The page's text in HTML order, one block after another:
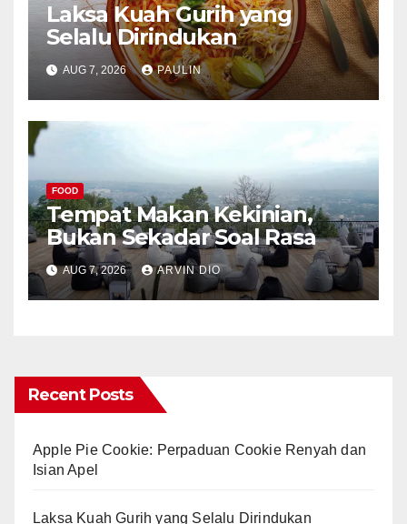
Laksa Kuah Gurih yang
Selalu Dirindukan
AUG 7, 2026 PAULIN
FOOD
Tempat Makan Kekinian,
Bukan Sekadar Soal Rasa
AUG 7, 2026 ARVIN DIO
Recent Posts
Apple Pie Cookie: Perpaduan Cookie Renyah dan
Isian Apel
Laksa Kuah Gurih yang Selalu Dirindukan